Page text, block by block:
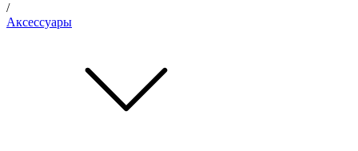
/
Аксессуары